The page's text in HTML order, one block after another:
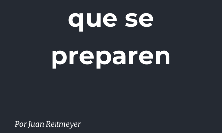
que se
preparen
Por Juan Reitmeyer